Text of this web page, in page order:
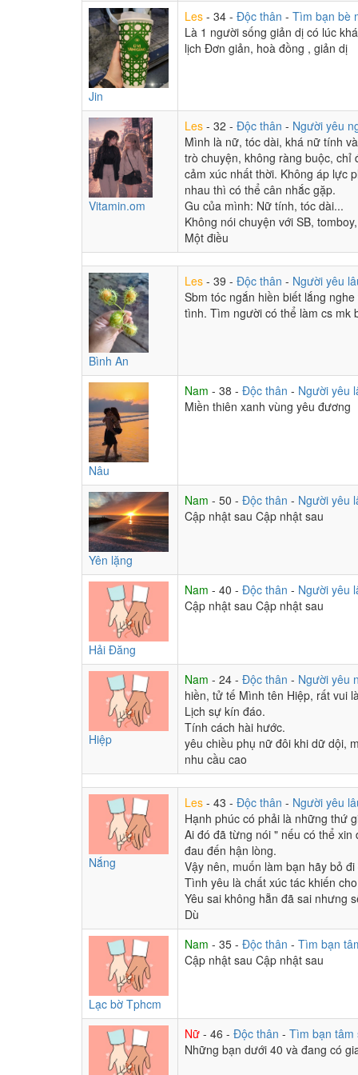
21:40 mango-a-go-go...:Póp đích Con Kiến 🐜🐜🐜
21:37 Mật Ngọt Chết Kiến: Mà k dám viết thư trả
21:36 Mật Ngọt Chết Kiến
21:35
21:32 mango-a-go-go...:
21:23 mango-a-go-go...:Nghe mình hát 🎶
21:22 mango-a-go-go...: Có mắm nào hôn
mango-a-go-go... :Mà sao nổi nhớ vẫn còn
21:18 mango-a-go-go...: Vì tôi đã biết tự sưởi ấm
21:18 mango-a-go-go...
21:16 mango-a-go-go...
21:15 mango-a-go-go...:Người ơi
21:15 mango-a-go-go...:Người ơi
21:13 mango-a-go-go...
21:13 mango-a-go-go...
21:13 mango-a-go-go...
21:03 Vương Ngọc Linh:
20:50 Huế:ngủ thôi các tềnh đồng chí
20:10 Phiêu Phong
20:10 Phiêu Phong
20:09 Phiêu Phong:Kèo đồng banh, toàn trận cho
19:47 Charizard Chẳng thấy ai ngang qua đây!
19:43 Charizard
19:38 KION
19:38 KION Xấu nói chuẩn lém: I love u
19:25 :Đời ko sợ thương thầm nhớ trộm
Xấu kệ tui:
19:08 Huế: hãy giữ lại những gì họ để lại là cách tốt
19:07 Huế họ đã quay đi là họ muốn quên
19:02 Đường không đi mọc đầy cỏ dại,
ní nói và hét hò chẳng ai nghe ai thấu
người ta bên chồng con rồi.hãy chúc
18:58 Phiêu Phong Nhưng mọi ng vẫn nhớ e,
18:58 Phiêu Phong:Có thể bên chồng con
18:57 Phiêu Phong:Anh biết e đang đâu đó bên
18:57 Phiêu Phong
18:56 Phiêu Phong
18:56 Phiêu Phong:Bài này có lời của anh đấy ^^
18:54 Huế: hôi hok coi x xờ x mô
18:52 Phiêu Phong:Thư giãn nhớ ^^
18:52 Phiêu Phong
Jin
Les - 34 - Độc thân - Tìm bạn bè
Là 1 người sống giản dị có lúc
lịch Đơn giản, hoà đồng , giản dị
Vitamin.om
Les - 32 - Độc thân - Người yêu
Mình là nữ, tóc dài, khá nữ tính
trò chuyện, không ràng buộc, chỉ
cảm xúc nhất thời. Không áp lực
nhau thì có thể cân nhắc gặp.
Gu của mình: Nữ tính, tóc dài...
Không nói chuyện với SB,
Một điều
Bình An
Les - 39 - Độc thân - Người yêu
Sbm tóc ngắn hiền biết lắng
tình. Tìm người có thể làm cs mk
Nâu
Nam - 38 - Độc thân - Người yêu
Miền thiên xanh vùng yêu đương
Yên lặng
Nam - 50 - Độc thân - Người yêu
Cập nhật sau Cập nhật sau
Hải Đăng
Nam - 40 - Độc thân - Người yêu
Cập nhật sau Cập nhật sau
Hiệp
Nam - 24 - Độc thân - Người yêu
hiền, tử tế Mình tên Hiệp, rất vui
Lịch sự kín đáo.
Tính cách hài hước.
yêu chiều phụ nữ đôi khi dữ dội,
nhu cầu cao
Nắng
Les - 43 - Độc thân - Người yêu
Hạnh phúc có phải là những thứ
Ai đó đã từng nói " nếu có thể
đau đến hận lòng.
Vậy nên, muốn làm bạn hãy bỏ
Tình yêu là chất xúc tác khiến
Yêu sai không hẵn đã sai nhưng
Dù
Lạc bờ Tphcm
Nam - 35 - Độc thân - Tìm bạn
Cập nhật sau Cập nhật sau
Nữ - 46 - Độc thân - Tìm bạn tâm
Những bạn dưới 40 và đang có